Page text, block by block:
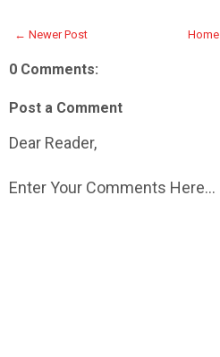
← Newer Post Home
0 Comments:
Post a Comment
Dear Reader,
Enter Your Comments Here...